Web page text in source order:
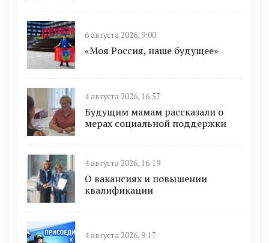
6 августа 2026, 9:00
«Моя Россия, наше будущее»
4 августа 2026, 16:57
Будущим мамам рассказали о
мерах социальной поддержки
4 августа 2026, 16:19
О вакансиях и повышении
квалификации
4 августа 2026, 9:17